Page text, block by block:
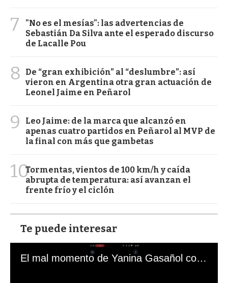
7
"No es el mesías": las advertencias de
Sebastián Da Silva ante el esperado discurso
de Lacalle Pou
8
De “gran exhibición” al “deslumbre”: así
vieron en Argentina otra gran actuación de
Leonel Jaime en Peñarol
9
Leo Jaime: de la marca que alcanzó en
apenas cuatro partidos en Peñarol al MVP de
la final con más que gambetas
10Tormentas, vientos de 100 km/h y caída
abrupta de temperatura: así avanzan el
frente frío y el ciclón
Te puede interesar
El mal momento de Yanina Gasañol con un hincha argentino en "Subrayado"